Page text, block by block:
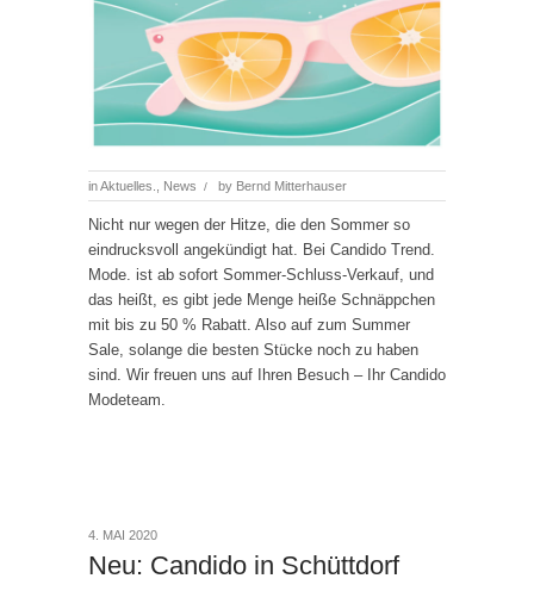
inAktuelles. News / by Bernd Mitterhauser
Nicht nur wegen der Hitze, die den Sommer so
eindrucksvoll angekündigt hat. Bei Candido Trend.
Mode. ist ab sofort Sommer-Schluss-Verkauf, und
das heißt, es gibt jede Menge heiße Schnäppchen
mit bis zu 50 % Rabatt. Also auf zum Summer
Sale, solange die besten Stücke noch zu haben
sind. Wir freuen uns auf Ihren Besuch – Ihr Candido
Modeteam.
Neu: Candido in Schüttdorf
4. MAI 2020